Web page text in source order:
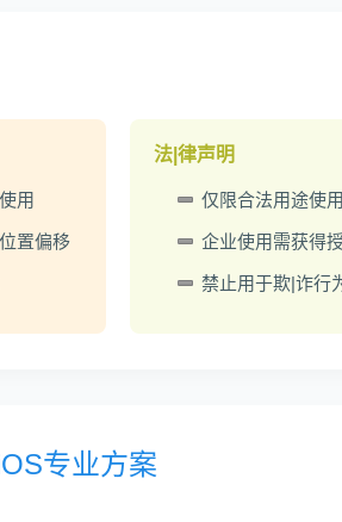
用
置偏移
法|律声明
仅限合法用途使用
企业使用需获得
禁止用于欺|诈行
专业方案